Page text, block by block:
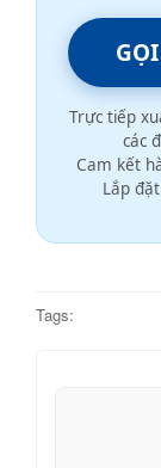
Trực tiếp
các
Cam kết
Lắp
Tags: